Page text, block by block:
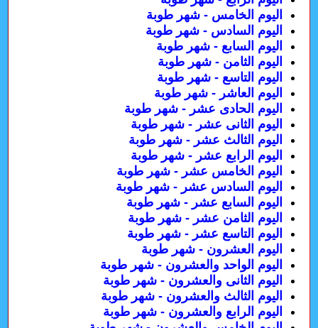
اليوم الخامس - شهر طوبة
اليوم السادس - شهر طوبة
اليوم السابع - شهر طوبة
اليوم الثامن - شهر طوبة
اليوم التاسع - شهر طوبة
اليوم العاشر - شهر طوبة
اليوم الحادى عشر - شهر طوبة
اليوم الثانى عشر - شهر طوبة
اليوم الثالث عشر - شهر طوبة
اليوم الرابع عشر - شهر طوبة
اليوم الخامس عشر - شهر طوبة
اليوم السادس عشر - شهر طوبة
اليوم السابع عشر - شهر طوبة
اليوم الثامن عشر - شهر طوبة
اليوم التاسع عشر - شهر طوبة
اليوم العشرون - شهر طوبة
اليوم الواحد والعشرون - شهر طوبة
اليوم الثانى والعشرون - شهر طوبة
اليوم الثالث والعشرون - شهر طوبة
اليوم الرابع والعشرون - شهر طوبة